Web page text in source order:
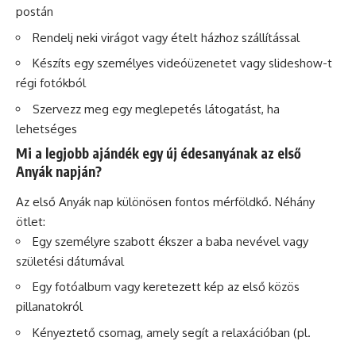
postán
Rendelj neki virágot vagy ételt házhoz szállítással
Készíts egy személyes videóüzenetet vagy slideshow-t
régi fotókból
Szervezz meg egy meglepetés látogatást, ha
lehetséges
Mi a legjobb ajándék egy új édesanyának az első
Anyák napján?
Az első Anyák nap különösen fontos mérföldkő. Néhány
ötlet:
Egy személyre szabott ékszer a baba nevével vagy
születési dátumával
Egy fotóalbum vagy keretezett kép az első közös
pillanatokról
Kényeztető csomag, amely segít a relaxációban (pl.